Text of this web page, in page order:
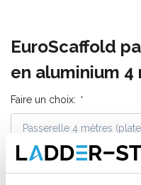
EuroScaffold
en aluminium 4
Faire un choix: *
€544,00 €600,41 HT
€658,24 €726,50 TTC